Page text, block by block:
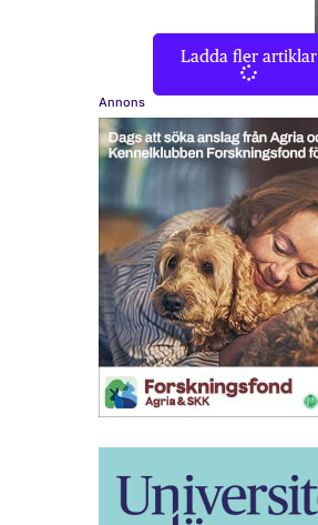
Ladda fler artiklar
Annons